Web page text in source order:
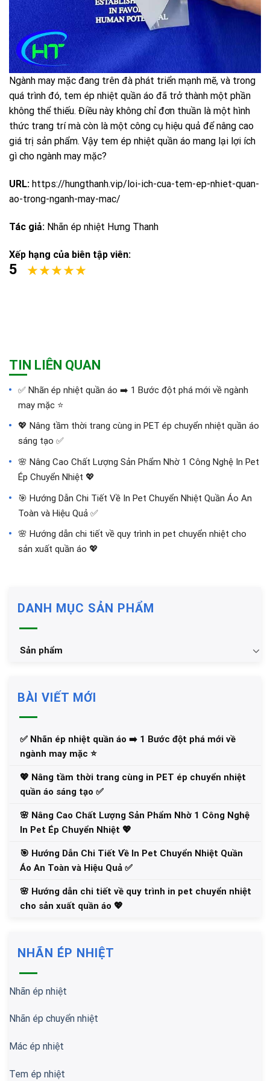
Ngành may mặc đang trên đà phát triển mạnh mẽ, và trong
quá trình đó, tem ép nhiệt quần áo đã trở thành một phần
không thể thiếu. Điều này không chỉ đơn thuần là một hình
thức trang trí mà còn là một công cụ hiệu quả để nâng cao
giá trị sản phẩm. Vậy tem ép nhiệt quần áo mang lại lợi ích
gì cho ngành may mặc?
URL: https://hungthanh.vip/loi-ich-cua-tem-ep-nhiet-quan-
ao-trong-nganh-may-mac/
Tác giả: Nhãn ép nhiệt Hưng Thanh
Xếp hạng của biên tập viên:
5
TIN LIÊN QUAN
✅‪ Nhãn ép nhiệt quần áo ➡️ 1 Bước đột phá mới về ngành
may mặc ⭐️
💖 Nâng tầm thời trang cùng in PET ép chuyển nhiệt quần áo
sáng tạo ✅
🌸 Nâng Cao Chất Lượng Sản Phẩm Nhờ 1 Công Nghệ In Pet
Ép Chuyển Nhiệt 💖
🎯 Hướng Dẫn Chi Tiết Về In Pet Chuyển Nhiệt Quần Áo An
Toàn và Hiệu Quả ✅
🌸 Hướng dẫn chi tiết về quy trình in pet chuyển nhiệt cho
sản xuất quần áo 💖
DANH MỤC SẢN PHẨM
Sản phẩm
BÀI VIẾT MỚI
✅‪ Nhãn ép nhiệt quần áo ➡️ 1 Bước đột phá mới về
ngành may mặc ⭐️
💖 Nâng tầm thời trang cùng in PET ép chuyển nhiệt
quần áo sáng tạo ✅
🌸 Nâng Cao Chất Lượng Sản Phẩm Nhờ 1 Công Nghệ
In Pet Ép Chuyển Nhiệt 💖
🎯 Hướng Dẫn Chi Tiết Về In Pet Chuyển Nhiệt Quần
Áo An Toàn và Hiệu Quả ✅
🌸 Hướng dẫn chi tiết về quy trình in pet chuyển nhiệt
cho sản xuất quần áo 💖
NHÃN ÉP NHIỆT
Nhãn ép nhiệt
Nhãn ép chuyển nhiệt
Mác ép nhiệt
Tem ép nhiệt